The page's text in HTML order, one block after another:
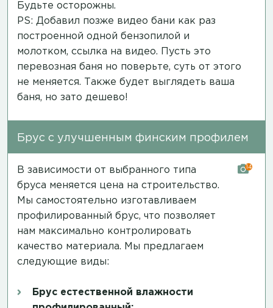
Будьте осторожны.
PS: Добавил позже видео бани как раз
построенной одной бензопилой и
молотком, ссылка на видео. Пусть это
перевозная баня но поверьте, суть от этого
не меняется. Также будет выглядеть ваша
баня, но зато дешево!
Брус с улучшенным финским профилем
В зависимости от выбранного типа
бруса меняется цена на строительство.
Мы самостоятельно изготавливаем
профилированный брус, что позволяет
нам максимально контролировать
качество материала. Мы предлагаем
следующие виды:
Брус естественной влажности
14